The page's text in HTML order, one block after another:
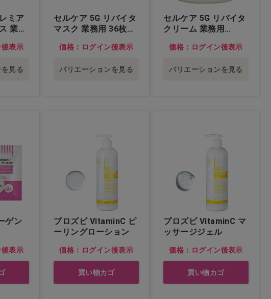
ミア
業務
表示
見る
セルケア 5G リバイタ
マスク 業務用 36枚
価格：ログイン後表示
バリエーションを見る
セルケア 5G リバイタ
クリーム 業務用
価格：ログイン後表示
バリエーションを見る
ゲン
表示
プロズビ VitaminC ピ
ーリングローション
価格：ログイン後表示
買い物カゴ
プロズビ VitaminC マ
ッサージジェル
価格：ログイン後表示
買い物カゴ